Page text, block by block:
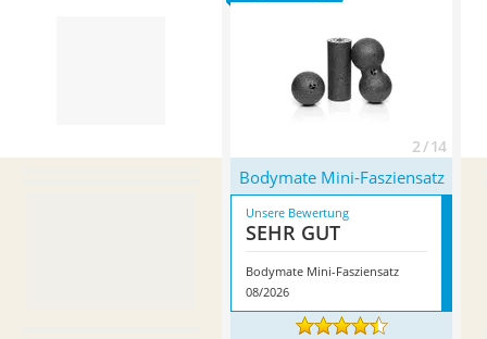
2 / 14
Bodymate Mini-Fasziensatz
Unsere Bewertung
SEHR GUT
Bodymate Mini-Fasziensatz
08/2026